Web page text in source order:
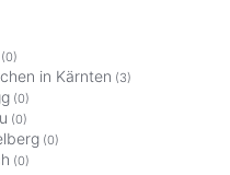
(0)
in Kärnten (3)
(0)
(0)
(0)
(0)